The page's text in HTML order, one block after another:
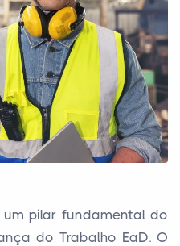
pilar fundamental do
do Trabalho EaD. O